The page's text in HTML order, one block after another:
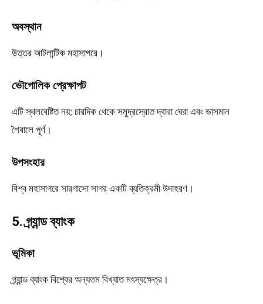
অবস্থান
উত্তর আটলান্টিক মহাসাগরে।
ভৌগোলিক প্রেক্ষাপট
এটি স্থলবেষ্টিত নয়; চারদিক থেকে সমুদ্রস্রোত দ্বারা ঘেরা এবং ভাসমান
শৈবালে পূর্ণ।
উপসংহার
বিশ্ব মহাসাগরে সারগাসো সাগর একটি ব্যতিক্রমী উদাহরণ।
5. গ্র্যান্ড ব্যাংক
ভূমিকা
গ্র্যান্ড ব্যাংক বিশ্বের অন্যতম বিখ্যাত মৎস্যক্ষেত্র।